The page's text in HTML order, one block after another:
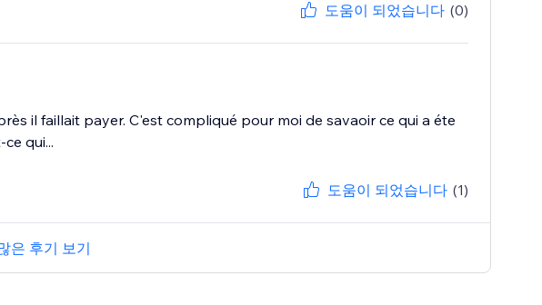
도움이 되었습니다 (0)
il faillait payer. C'est compliqué pour moi de savaoir ce qui a éte
qui...
도움이 되었습니다 (1)
은 후기 보기